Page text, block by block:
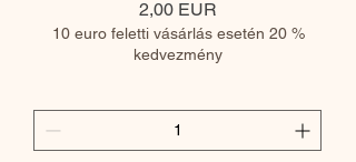
Ár
2,00 EUR
10 euro feletti vásárlás esetén 20 %
kedvezmény